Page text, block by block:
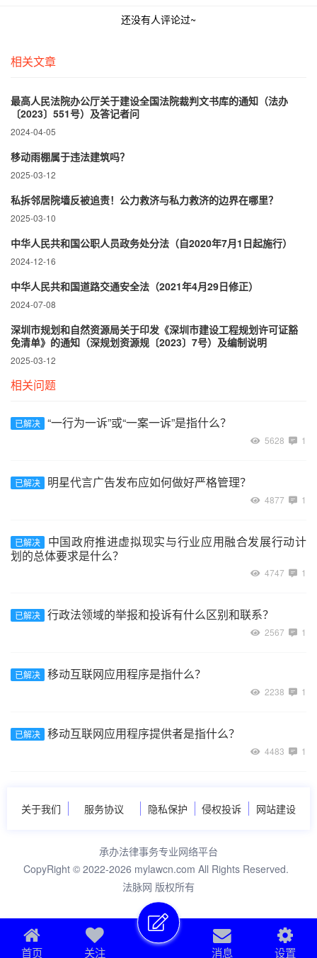
还没有人评论过~
相关文章
最高人民法院办公厅关于建设全国法院裁判文书库的通知（法办
〔2023〕551号）及答记者问
2024-04-05
移动雨棚属于违法建筑吗？
2025-03-12
私拆邻居院墙反被追责！公力救济与私力救济的边界在哪里？‌
2025-03-10
中华人民共和国公职人员政务处分法（自2020年7月1日起施行）
2024-12-16
中华人民共和国道路交通安全法（2021年4月29日修正）
2024-07-08
深圳市规划和自然资源局关于印发《深圳市建设工程规划许可证豁
免清单》的通知（深规划资源规〔2023〕7号）及编制说明
2025-03-12
相关问题
已解决 “一行为一诉”或“一案一诉”是指什么？
5628 1
已解决 明星代言广告发布应如何做好严格管理？
4877 1
已解决
中国政府推进虚拟现实与行业应用融合发展行动计
划的总体要求是什么？
4747 1
已解决 行政法领域的举报和投诉有什么区别和联系？
2567 1
已解决 移动互联网应用程序是指什么？
2238 1
已解决 移动互联网应用程序提供者是指什么？
4483 1
关于我们 服务协议 隐私保护 侵权投诉 网站建设
承办法律事务专业网络平台
CopyRight © 2022-2026 mylawcn.com All Rights Reserved.
法脉网 版权所有
首页 关注 消息 设置